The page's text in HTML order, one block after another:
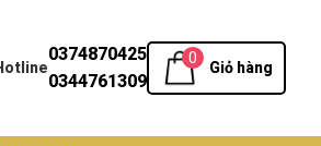
0374870425
0344761309
0
Giỏ hàng